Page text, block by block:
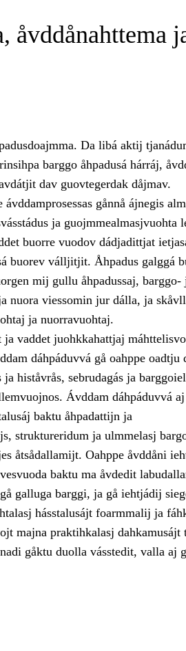
åvddånahttema
Da libá aktij
barggo åhpadusá hárráj,
dav guovtegerdak dåjmav.
gånnå ájnegis
ja guojmmealmasjvuohta
buorre vuodov dádjadittjat
buorev válljitjit. Åhpadus galggá
mij gullu åhpadussaj, barggo-
nuora viessomin jur dálla, ja
ja nuorravuohtaj.
vaddet juohkkahattjaj
dáhpáduvvá gå oahppe oadtju
histåvrås, sebrudagás ja
Ávddam dáhpáduvvá aj
baktu åhpadattijn ja
struktureridum ja ulmmelasj
åtsådallamijt. Oahppe åvddåni
baktu ma åvdedit
galluga barggi, ja gå iehtjádij
hásstalusájt foarmmalij ja
majna praktihkalasj dahkamusájt
gåktu duolla vásstedit, valla aj